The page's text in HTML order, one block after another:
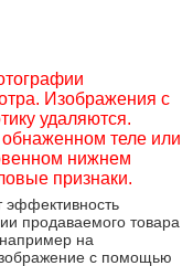
Изображения с
удаляются.
теле или
нижнем
признаки.
эффективность
продаваемого товара
на
с помощью